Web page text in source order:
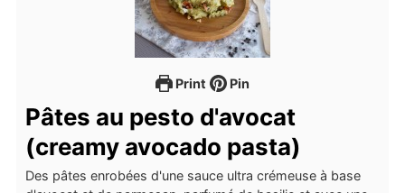
Print Pin
Pâtes au pesto d'avocat
(creamy avocado pasta)
Des pâtes enrobées d'une sauce ultra crémeuse à base